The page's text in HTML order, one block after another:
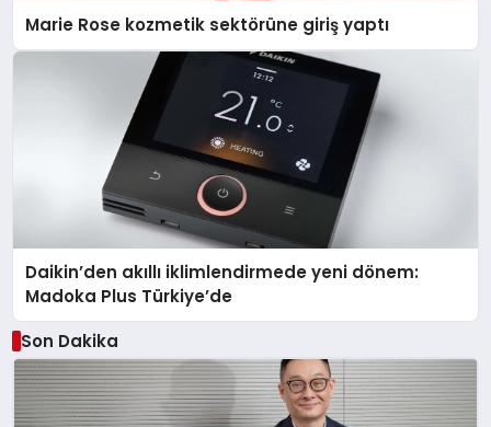
Marie Rose kozmetik sektörüne giriş yaptı
Daikin’den akıllı iklimlendirmede yeni dönem:
Madoka Plus Türkiye’de
Son Dakika